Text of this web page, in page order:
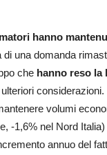
hanno
di una domanda
che hanno reso la
ulteriori
volumi
-1,6% nel Nord
annuo del